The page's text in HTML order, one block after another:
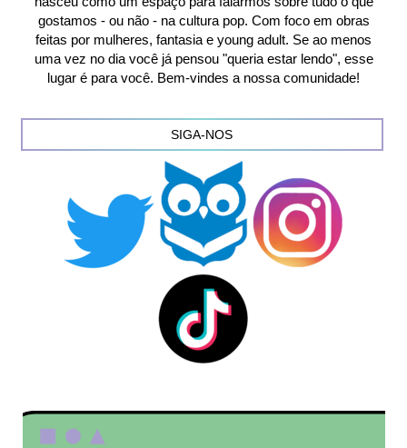
gostamos - ou não - na cultura pop. Com foco em obras
feitas por mulheres, fantasia e young adult. Se ao menos
uma vez no dia você já pensou "queria estar lendo", esse
lugar é para você. Bem-vindes a nossa comunidade!
SIGA-NOS